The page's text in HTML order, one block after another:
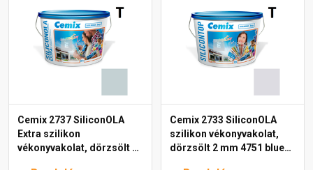
Cemix 2737 SiliconOLA
Extra szilikon
vékonyvakolat, dörzsölt 2
Cemix 2733 SiliconOLA
szilikon vékonyvakolat,
dörzsölt 2 mm 4751 blue